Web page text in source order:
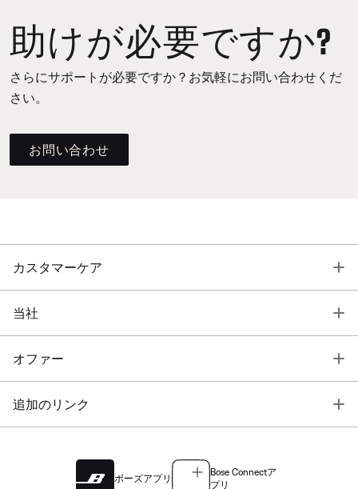
助けが必要ですか?
さらにサポートが必要ですか？お気軽にお問い合わせくだ
さい。
お問い合わせ
カスタマーケア
当社
オファー
追加のリンク
ボーズアプリ
Bose Connectア
プリ